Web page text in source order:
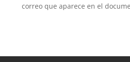
correo que aparece en el